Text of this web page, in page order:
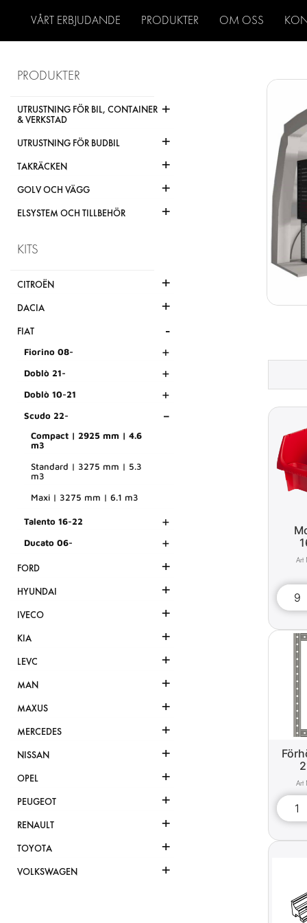
VÅRT ERBJUDANDE PRODUKTER OM OSS
PRODUKTER
UTRUSTNING FÖR BIL, CONTAINER
& VERKSTAD
+
UTRUSTNING FÖR BUDBIL +
TAKRÄCKEN +
GOLV OCH VÄGG +
ELSYSTEM OCH TILLBEHÖR +
KITS
CITROËN +
DACIA +
FIAT -
Fiorino 08- +
Doblò 21- +
Doblò 10-21 +
Scudo 22- -
Compact | 2925 mm | 4.6
m3
Standard | 3275 mm | 5.3
m3
Maxi | 3275 mm | 6.1 m3
Talento 16-22 +
Ducato 06- +
FORD +
HYUNDAI +
IVECO +
KIA +
LEVC +
MAN +
MAXUS +
MERCEDES +
NISSAN +
OPEL +
PEUGEOT +
RENAULT +
TOYOTA +
VOLKSWAGEN +